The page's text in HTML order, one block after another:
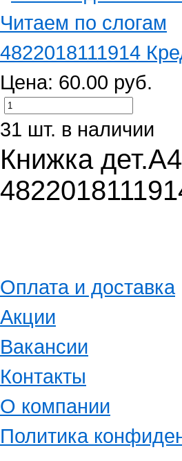
Цена: 60.00 руб.
31 шт. в наличии
Книжка
Оплата и доставка
Акции
Вакансии
Контакты
О компании
Политика